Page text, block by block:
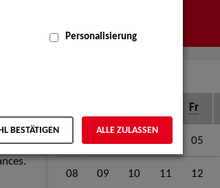
Open-
Fr
01 04 05
08 09 10 11 12
Personalisierung
BESTÄTIGEN ALLE ZULASSEN